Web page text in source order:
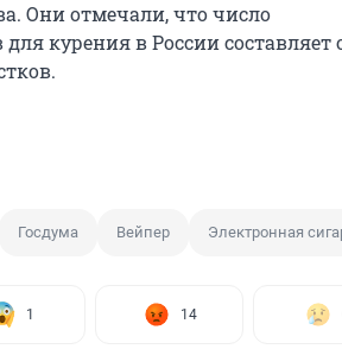
Они отмечали, что число
курения в России составляет
Госдума Вейпер Электронная
1 14